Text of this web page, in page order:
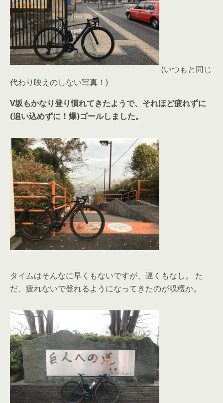
(いつもと同じ
代わり映えのしない写真！)
V坂もかなり登り慣れてきたようで、それほど疲れずに
(追い込めずに！爆)ゴールしました。
タイムはそんなに早くもないですが、遅くもなし。 た
だ、疲れないで登れるようになってきたのが収穫か。